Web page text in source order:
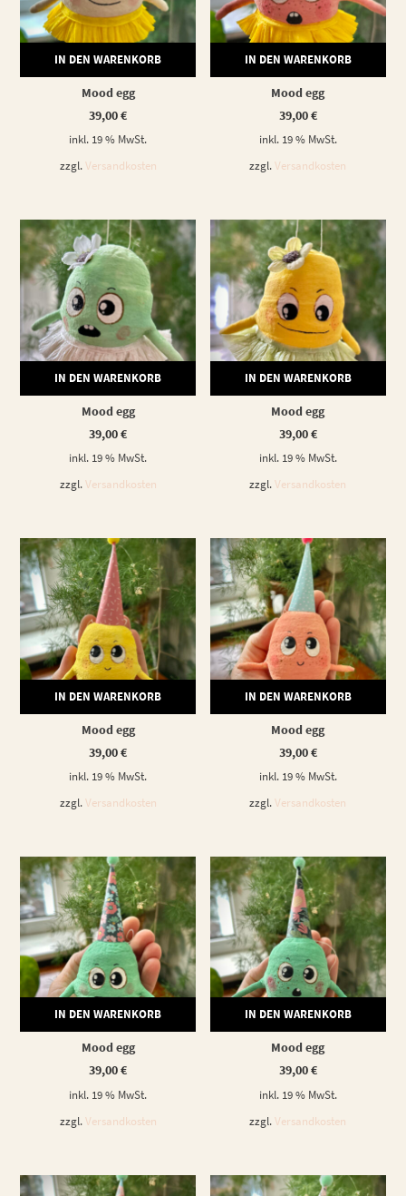
IN DEN WARENKORB
Mood egg
39,00€
inkl. 19 % MwSt.
zzgl. Versandkosten
IN DEN WARENKORB
Mood egg
39,00€
inkl. 19 % MwSt.
zzgl.Versandkosten
IN DEN WARENKORB
Mood egg
39,00€
inkl. 19 % MwSt.
zzgl. Versandkosten
IN DEN WARENKORB
Mood egg
39,00€
inkl. 19 % MwSt.
zzgl.Versandkosten
IN DEN WARENKORB
Mood egg
39,00€
inkl. 19 % MwSt.
zzgl. Versandkosten
IN DEN WARENKORB
Mood egg
39,00€
inkl. 19 % MwSt.
zzgl.Versandkosten
IN DEN WARENKORB
Mood egg
39,00€
inkl. 19 % MwSt.
zzgl. Versandkosten
IN DEN WARENKORB
Mood egg
39,00€
inkl. 19 % MwSt.
zzgl.Versandkosten